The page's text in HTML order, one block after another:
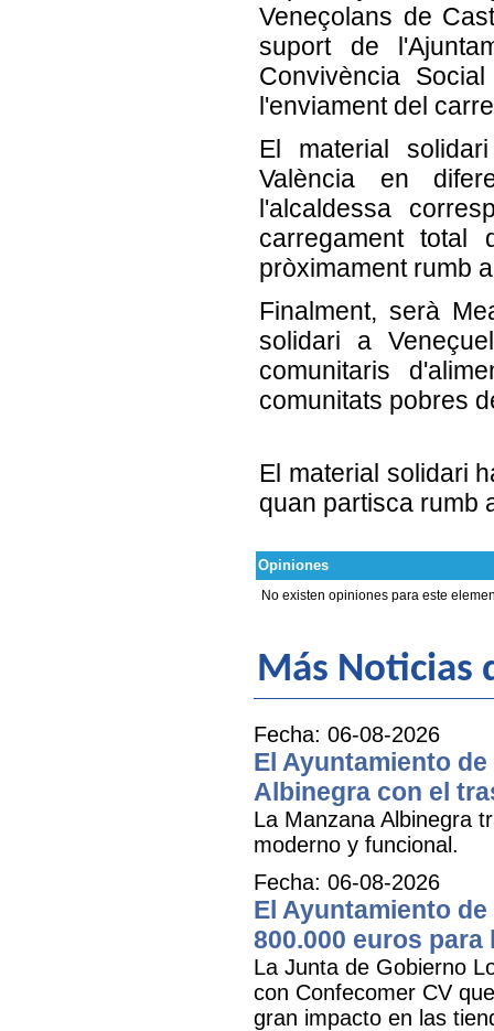
Veneçolans de
suport de
Convivència
l'enviament del
El material
València en
l'alcaldessa
carregament total
pròximament rumb
Finalment, serà
solidari a
comunitaris
comunitats pobres
El material solidari
quan partisca rumb
Opiniones
No existen opiniones para este
Más Noticias
Fecha: 06-08-2026
El Ayuntamiento
Albinegra con el
La Manzana Albinegra
moderno y funcional.
Fecha: 06-08-2026
El Ayuntamiento
800.000 euros
La Junta de Gobierno
con Confecomer CV
gran impacto en las